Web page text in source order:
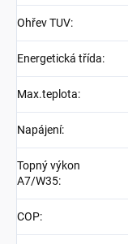
Ohřev TUV:
Energetická třída:
Max.teplota:
Napájení:
Topný výkon
A7/W35:
COP: